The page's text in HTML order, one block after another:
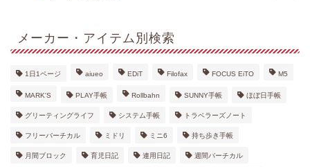
メーカー・アイテム別検索
1日1ページ aiueo EDiT Filofax FOCUS EiTO M5
MARK'S PLAY手帳 Rollbahn SUNNY手帳 ほぼ日手帳
グリーティングライフ システム手帳 トラベラーズノート
フリーバーチカル ミドリ ミニ6 持ち歩き手帳
月間ブロック 育児日記 連用日記 週間バーチカル